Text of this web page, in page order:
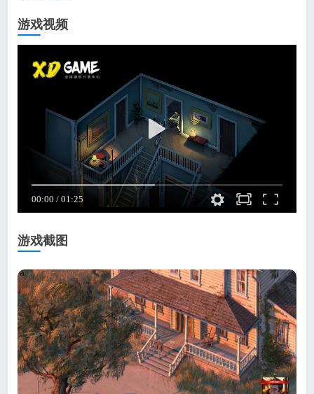
游戏视频
游戏截图